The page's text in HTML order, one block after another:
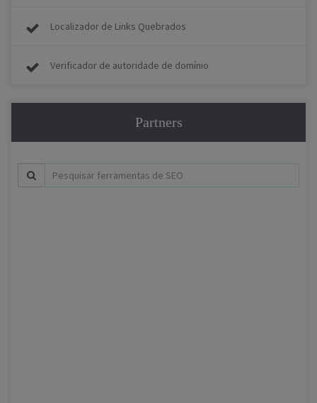
Localizador de Links Quebrados
Verificador de autoridade de domínio
Partners